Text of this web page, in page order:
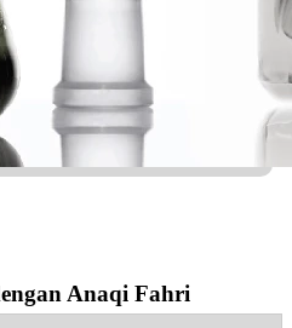
Anaqi Fahri